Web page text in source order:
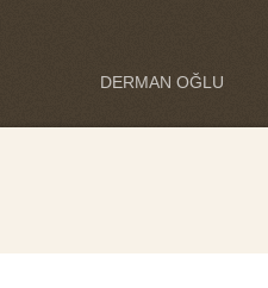
DERMAN OĞLU